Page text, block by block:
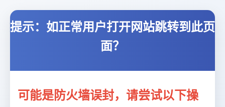
提示：如正常用户打开网站跳转到此页
面？
可能是防火墙误封，请尝试以下操